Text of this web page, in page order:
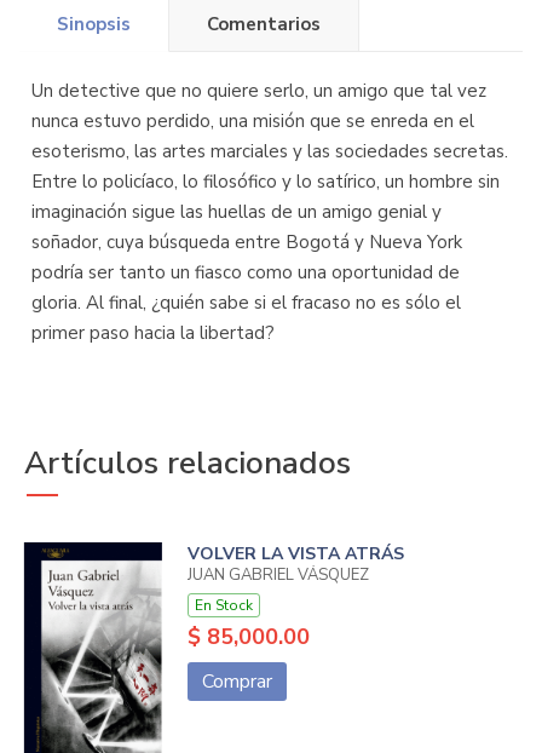
Sinopsis Comentarios
Un detective que no quiere serlo, un amigo que tal vez
nunca estuvo perdido, una misión que se enreda en el
esoterismo, las artes marciales y las sociedades secretas.
Entre lo policíaco, lo filosófico y lo satírico, un hombre sin
imaginación sigue las huellas de un amigo genial y
soñador, cuya búsqueda entre Bogotá y Nueva York
podría ser tanto un fiasco como una oportunidad de
gloria. Al final, ¿quién sabe si el fracaso no es sólo el
primer paso hacia la libertad?
Artículos relacionados
VOLVER LA VISTA ATRÁS
JUAN GABRIEL VÁSQUEZ
En Stock
$ 85,000.00
Comprar